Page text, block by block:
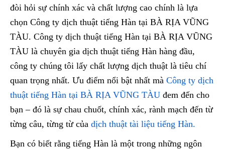
đòi hỏi sự chính xác và chất lượng cao chính là lựa
chọn Công ty dịch thuật tiếng Hàn tại BÀ RỊA VŨNG
TÀU. Công ty dịch thuật tiếng Hàn tại BÀ RỊA VŨNG
TÀU là chuyên gia dịch thuật tiếng Hàn hàng đầu,
công ty chúng tôi lấy chất lượng dịch thuật là tiêu chí
quan trọng nhất. Ưu điểm nổi bật nhất mà Công ty dịch
thuật tiếng Hàn tại BÀ RỊA VŨNG TÀU đem đến cho
bạn – đó là sự chau chuốt, chính xác, rành mạch đến từ
từng câu, từng từ của dịch thuật tài liệu tiếng Hàn.
Bạn có biết rằng tiếng Hàn là một trong những ngôn